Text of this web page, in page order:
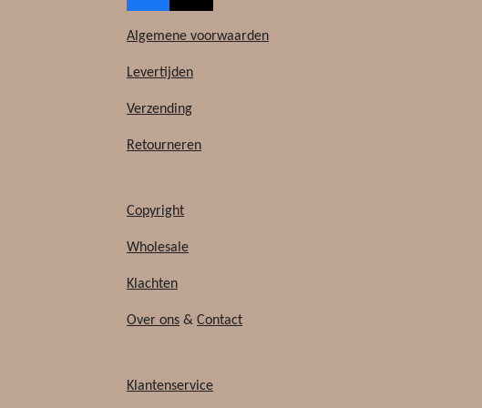
a
c
b
o
i
k
o
Algemene voorwaarden
Levertijden
Verzending
Retourneren
Copyright
Wholesale
Klachten
Over ons & Contact
Klantenservice